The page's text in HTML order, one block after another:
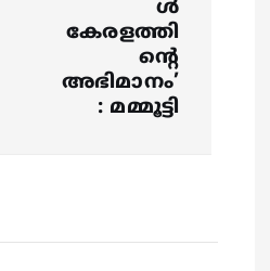
ൾ
കേരളത്തി
ന്റെ
അഭിമാനം’
: മമ്മൂട്ടി